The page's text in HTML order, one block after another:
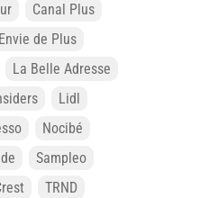
Canal Plus
Envie de Plus
La Belle Adresse
Lidl
Nocibé
Sampleo
TRND